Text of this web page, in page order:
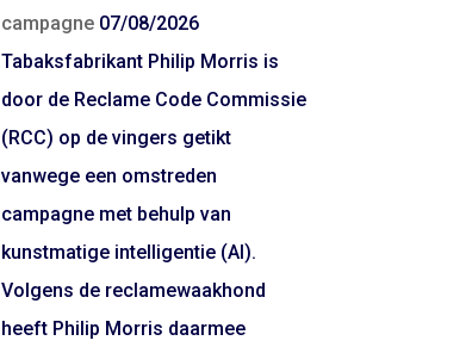
campagne 07/08/2026
Tabaksfabrikant Philip Morris is
door de Reclame Code Commissie
(RCC) op de vingers getikt
vanwege een omstreden
campagne met behulp van
kunstmatige intelligentie (AI).
Volgens de reclamewaakhond
heeft Philip Morris daarmee